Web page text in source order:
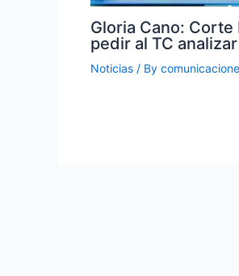
Gloria Cano:
pedir al TC
Noticias / By